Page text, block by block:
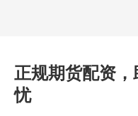
正规期货配资
忧